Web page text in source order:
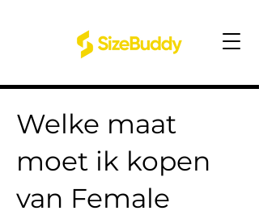
Welke maat
moet ik kopen
van Female